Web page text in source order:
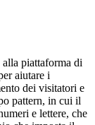
piattaforma di
aiutare i
dei visitatori e
pattern, in cui il
e lettere, che